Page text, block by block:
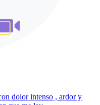
dolor intenso , ardor y